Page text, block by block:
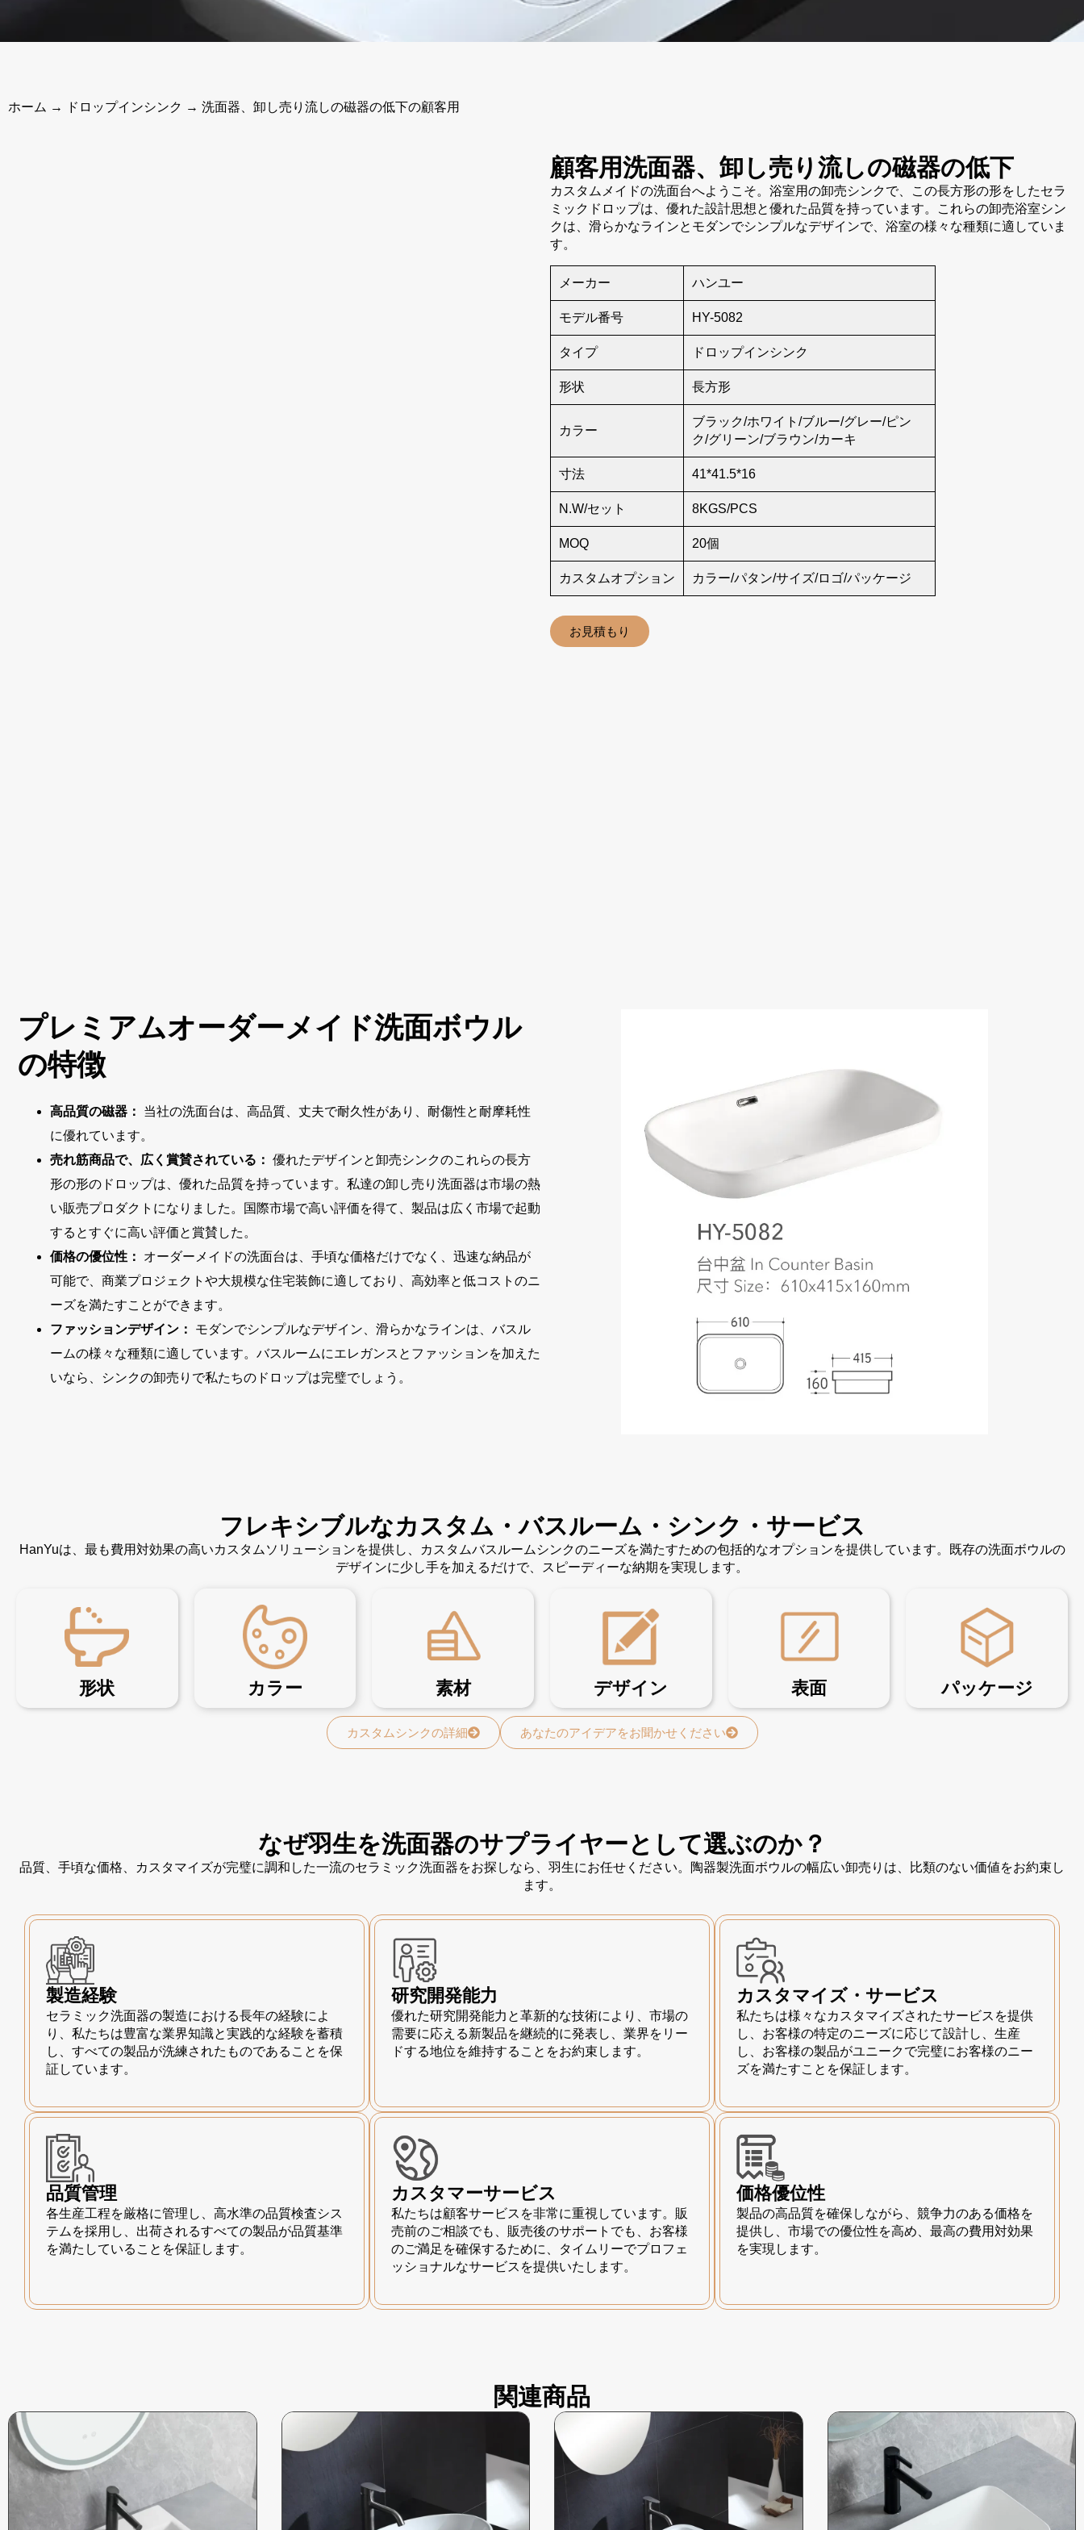
ホーム → ドロップインシンク → 洗面器、卸し売り流しの磁器の低下の顧客用
顧客用洗面器、卸し売り流しの磁器の低下
カスタムメイドの洗面台へようこそ。浴室用の卸売シンクで、この長方形の形をしたセラ
ミックドロップは、優れた設計思想と優れた品質を持っています。これらの卸売浴室シン
クは、滑らかなラインとモダンでシンプルなデザインで、浴室の様々な種類に適していま
す。
メーカー ハンユー
モデル番号 HY-5082
タイプ ドロップインシンク
形状 長方形
カラー
ブラック/ホワイト/ブルー/グレー/ピン
ク/グリーン/ブラウン/カーキ
寸法 41*41.5*16
N.W/セット 8KGS/PCS
MOQ 20個
カスタムオプション カラー/パタン/サイズ/ロゴ/パッケージ
お見積もり
プレミアムオーダーメイド洗面ボウル
の特徴
高品質の磁器：
当社の洗面台は、高品質、丈夫で耐久性があり、耐傷性と耐摩耗性
に優れています。
売れ筋商品で、広く賞賛されている： 優れたデザインと卸売シンクのこれらの長方
形の形のドロップは、優れた品質を持っています。私達の卸し売り洗面器は市場の熱
い販売プロダクトになりました。国際市場で高い評価を得て、製品は広く市場で起動
するとすぐに高い評価と賞賛した。
価格の優位性： オーダーメイドの洗面台は、手頃な価格だけでなく、迅速な納品が
可能で、商業プロジェクトや大規模な住宅装飾に適しており、高効率と低コストのニ
ーズを満たすことができます。
ファッションデザイン： モダンでシンプルなデザイン、滑らかなラインは、バスル
ームの様々な種類に適しています。バスルームにエレガンスとファッションを加えた
いなら、シンクの卸売りで私たちのドロップは完璧でしょう。
フレキシブルなカスタム・バスルーム・シンク・サービス
HanYuは、最も費用対効果の高いカスタムソリューションを提供し、カスタムバスルームシンクのニーズを満たすための包括的なオプションを提供しています。既存の洗面ボウルの
デザインに少し手を加えるだけで、スピーディーな納期を実現します。
形状 カラー 素材 デザイン 表面 パッケージ
カスタムシンクの詳細 あなたのアイデアをお聞かせください
なぜ羽生を洗面器のサプライヤーとして選ぶのか？
品質、手頃な価格、カスタマイズが完璧に調和した一流のセラミック洗面器をお探しなら、羽生にお任せください。陶器製洗面ボウルの幅広い卸売りは、比類のない価値をお約束し
ます。
製造経験
セラミック洗面器の製造における長年の経験によ
り、私たちは豊富な業界知識と実践的な経験を蓄積
し、すべての製品が洗練されたものであることを保
証しています。
研究開発能力
優れた研究開発能力と革新的な技術により、市場の
需要に応える新製品を継続的に発表し、業界をリー
ドする地位を維持することをお約束します。
カスタマイズ・サービス
私たちは様々なカスタマイズされたサービスを提供
し、お客様の特定のニーズに応じて設計し、生産
し、お客様の製品がユニークで完璧にお客様のニー
ズを満たすことを保証します。
品質管理
各生産工程を厳格に管理し、高水準の品質検査シス
テムを採用し、出荷されるすべての製品が品質基準
を満たしていることを保証します。
カスタマーサービス
私たちは顧客サービスを非常に重視しています。販
売前のご相談でも、販売後のサポートでも、お客様
のご満足を確保するために、タイムリーでプロフェ
ッショナルなサービスを提供いたします。
価格優位性
製品の高品質を確保しながら、競争力のある価格を
提供し、市場での優位性を高め、最高の費用対効果
を実現します。
関連商品